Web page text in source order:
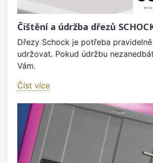
Čištění a údržba dřezů
Dřezy Schock je potřeba
udržovat. Pokud údržbu
Vám.
Číst více